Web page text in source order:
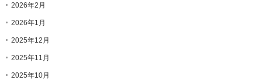
2026年2月
2026年1月
2025年12月
2025年11月
2025年10月